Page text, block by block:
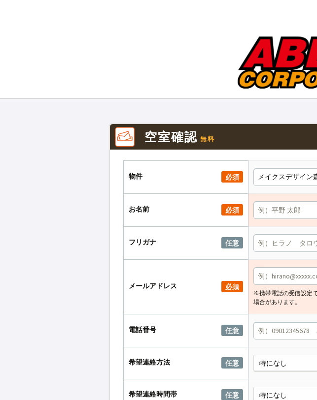
空室確認 無料
物件 必須
お名前 必須
フリガナ 任意
メールアドレス 必須
※携帯電話の受信設定
場合があります。
電話番号 任意
希望連絡方法 任意
希望連絡時間帯 任意